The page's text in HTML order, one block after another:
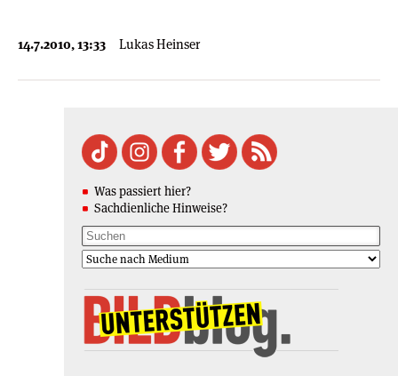
14.7.2010, 13:33 Lukas Heinser
Was passiert hier?
Sachdienliche Hinweise?